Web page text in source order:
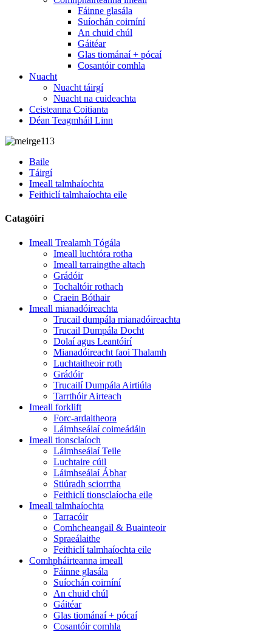
Fáinne glasála
Suíochán coirníní
An chuid chúl
Gáitéar
Glas tiománaí + pócaí
Cosantóir comhla
Nuacht
Nuacht táirgí
Nuacht na cuideachta
Ceisteanna Coitianta
Déan Teagmháil Linn
Baile
Táirgí
Imeall talmhaíochta
Feithiclí talmhaíochta eile
Catagóirí
Imeall Trealamh Tógála
Imeall luchtóra rotha
Imeall tarraingthe altach
Grádóir
Tochaltóir rothach
Craein Bóthair
Imeall mianadóireachta
Trucail dumpála mianadóireachta
Trucail Dumpála Docht
Dolaí agus Leantóirí
Mianadóireacht faoi Thalamh
Luchtaitheoir roth
Grádóir
Trucailí Dumpála Airtiúla
Tarrthóir Airteach
Imeall forklift
Forc-ardaitheora
Láimhseálaí coimeádáin
Imeall tionsclaíoch
Láimhseálaí Teile
Luchtaire cúil
Láimhseálaí Ábhar
Stiúradh sciorrtha
Feithiclí tionsclaíocha eile
Imeall talmhaíochta
Tarracóir
Comhcheangail & Buainteoir
Spraeálaithe
Feithiclí talmhaíochta eile
Comhpháirteanna imeall
Fáinne glasála
Suíochán coirníní
An chuid chúl
Gáitéar
Glas tiománaí + pócaí
Cosantóir comhla